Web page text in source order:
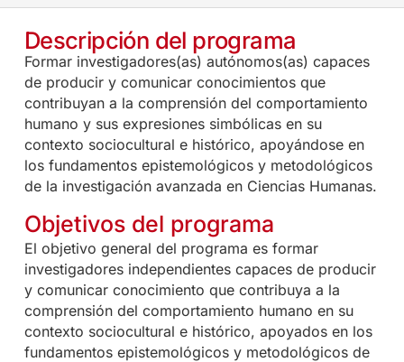
Descripción del programa
Formar investigadores(as) autónomos(as) capaces
de producir y comunicar conocimientos que
contribuyan a la comprensión del comportamiento
humano y sus expresiones simbólicas en su
contexto sociocultural e histórico, apoyándose en
los fundamentos epistemológicos y metodológicos
de la investigación avanzada en Ciencias Humanas.
Objetivos del programa
El objetivo general del programa es formar
investigadores independientes capaces de producir
y comunicar conocimiento que contribuya a la
comprensión del comportamiento humano en su
contexto sociocultural e histórico, apoyados en los
fundamentos epistemológicos y metodológicos de